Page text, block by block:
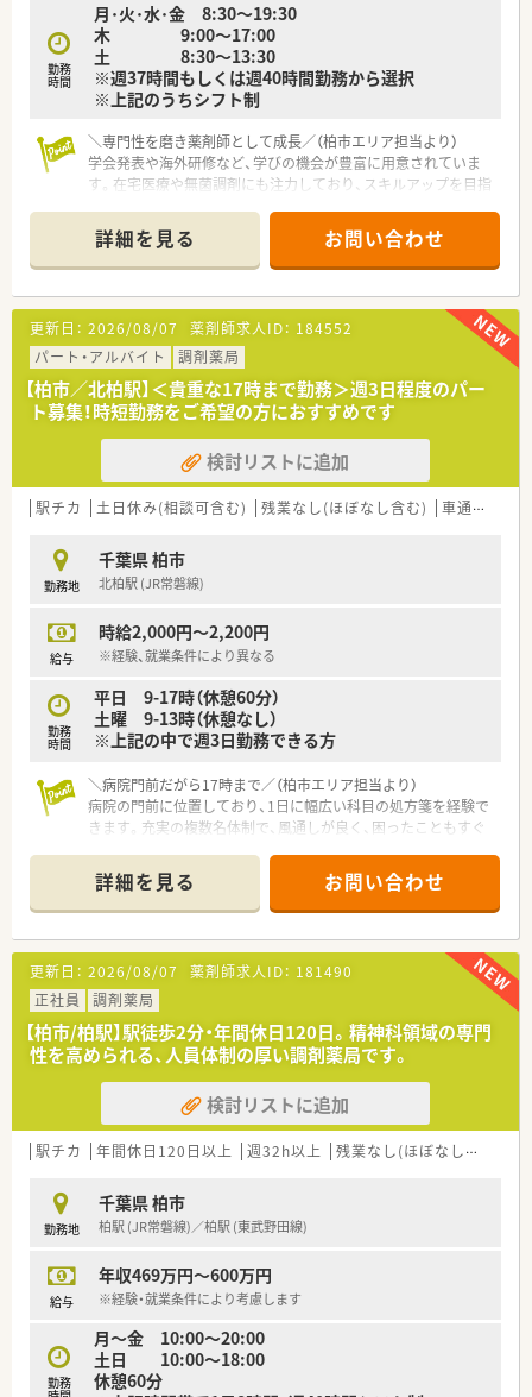
勤務
時間
月･火･水･金 8:30～19:30
木 9:00～17:00
土 8:30～13:30
※週37時間もしくは週40時間勤務から選択
※上記のうちシフト制
＼専門性を磨き薬剤師として成長／（柏市エリア担当より）
学会発表や海外研修など、学びの機会が豊富に用意されていま
す。在宅医療や無菌調剤にも注力しており、スキルアップを目指
＊------------------------------------------＊
【店舗情報と応需状況について】
■南柏駅から徒歩1分とアクセスが非常に良く、雨の日でも濡れ
ずに通勤ができる大変便利なビル内にある薬局です。
■隣接するクリニックから耳鼻科や心療内科、小児科、皮膚科な
ど多岐にわたる科目の処方箋を1日約150枚応需しています。
■店内にはクリーンベンチを設置しており、高度な無菌調剤や在
宅医療にも積極的に取り組んでいるのが大きな特徴です。
【想定される業務内容】
■外来調剤や服薬指導、監査業務に加え、施設や居宅への訪問薬
剤管理指導など在宅医療全般の業務に携わっていただきます。
■無菌調剤が必要な処方にも対応するため、クリーンベンチを使
■座り投薬を基本としているため、落ち着いた環境で患者様の悩
みや相談にじっくりと耳を傾ける服薬指導を行えます。
■待合室や調剤室は広々としていて清潔感があり、明るい光が差
し込む中で気持ちよく日々の業務に集中できる環境です。
代を超えて互いに助け合うアットホームな雰囲気があります。
■薬剤師の負担を軽減するため、ピッキング業務などを担うメデ
ィカルパートナーを積極的に採用し業務の分担を進めていま
【想定されるキャリアイメージ】
■まずは一般薬剤師として経験を積み、将来的には管理薬剤師や
■学術大会での発表や地域研究会への参加を通じ、認定薬剤師の
取得や専門性を高める専門薬剤師への道も開かれています。
■本部業務との兼務により経営に参画するチャンスもあり、薬剤
詳細を見る お問い合わせ
更新日： 2026/08/07 薬剤師求人ID： 184552
パート・アルバイト
調剤薬局
【柏市／北柏駅】＜貴重な17時まで勤務＞週3日程度のパー
ト募集！時短勤務をご希望の方におすすめです
検討リストに追加
駅チカ 土日休み(相談可含む) 残業なし(ほぼなし含む) 車通勤可
勤務地
千葉県 柏市
北柏駅 (JR常磐線)
給与
時給2,000円～2,200円
※経験、就業条件により異なる
勤務
時間
平日 9-17時（休憩60分）
土曜 9-13時（休憩なし）
※上記の中で週3日勤務できる方
＼病院門前だがら17時まで／（柏市エリア担当より）
病院の門前に位置しており、1日に幅広い科目の処方箋を経験で
きます。充実の複数名体制で、風通しが良く、困ったこともすぐ
＊------------------------------------------＊
【店舗情報と応需状況について】
■最寄り駅である北柏駅から徒歩で8分ほどのアクセスしやすい
場所に位置しており毎日の通勤にかかる負担を軽減できます。
■近隣にあるリハビリテーション病院の門前薬局として機能し
ており1日あたり60枚から70枚の処方箋を受け付けています。
■特定の科目に偏ることなく幅広い種類の総合科目を応需して
いるため日々の業務を通して多くの医薬品に触れられます。
【職場環境と雰囲気】
■現在は常勤薬剤師3名とパート薬剤師3名に加えて事務スタッ
フ2名が在籍しており活気のある組織となっています。
■産休や育休から復帰して現在も第一線で活躍しているスタッ
フが在籍しており高い定着率と抜群の働きやすさを誇ります。
ためお互いにフォローし合える温かい雰囲気が魅力です。
【法人特徴について】
しており地域に密着した安定感のある経営を続けています。
■会社の代表自身が薬剤師資格を保有しており現場の状況や課
す。
■代表が自ら店舗の現場に入って業務をサポートすることもあ
り経営陣とスタッフの距離が非常に近い点が大きな魅力です。
詳細を見る お問い合わせ
更新日： 2026/08/07 薬剤師求人ID： 181490
正社員
調剤薬局
【柏市/柏駅】駅徒歩2分・年間休日120日。精神科領域の専門
性を高められる、人員体制の厚い調剤薬局です。
検討リストに追加
駅チカ 年間休日120日以上 週32h以上 残業なし(ほぼなし含む)
勤務地
千葉県 柏市
柏駅 (JR常磐線)／柏駅 (東武野田線)
給与
年収469万円～600万円
※経験・就業条件により考慮します
勤務
月～金 10:00～20:00
土日 10:00〜18:00
休憩60分